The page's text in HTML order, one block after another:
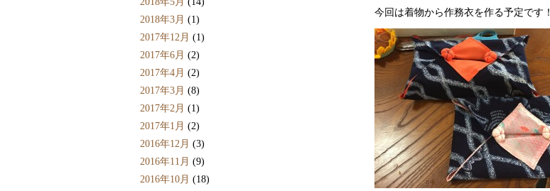
2018年3月 (1)
2017年12月 (1)
2017年6月 (2)
2017年4月 (2)
2017年3月 (8)
2017年2月 (1)
2017年1月 (2)
2016年12月 (3)
2016年11月 (9)
2016年10月 (18)
今回は着物から作務衣を作る予定です！